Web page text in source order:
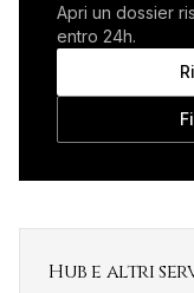
Apri un dossier
entro 24h.
Hub e altri